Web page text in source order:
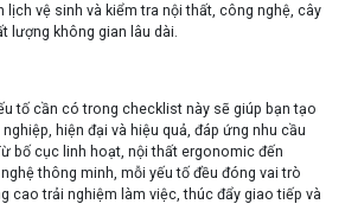
lịch vệ sinh và kiểm tra nội thất, công nghệ, cây
lượng không gian lâu dài.
tố cần cótrong checklist này sẽ giúp bạn tạo
hiện đại và hiệu quả, đáp ứng nhu cầu
bố cục linh hoạt, nội thất ergonomic đến
thông minh, mỗi yếu tố đều đóng vai trò
cao trải nghiệm làm việc, thúc đẩy giao tiếp và